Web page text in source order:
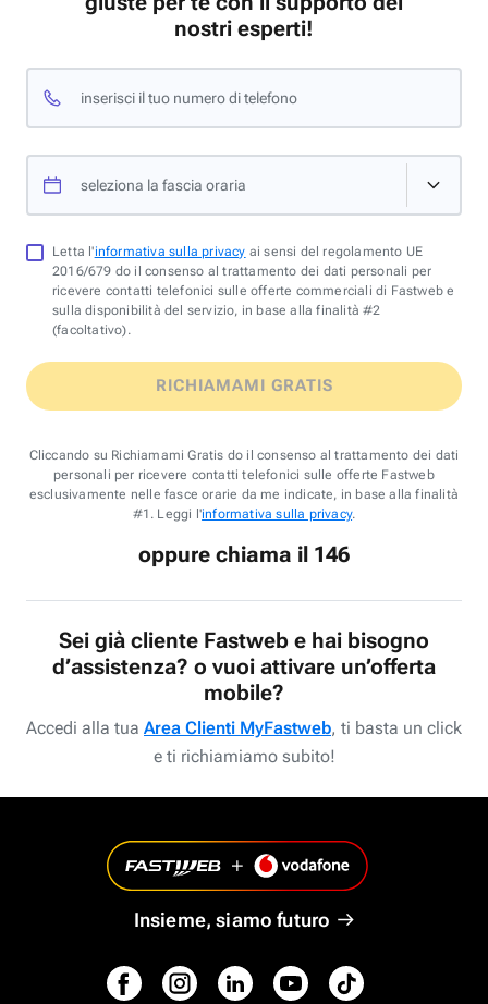
nostri esperti!
inserisci il tuo numero di telefono
seleziona la fascia oraria
Letta l'informativa sulla privacy ai sensi del regolamento UE
2016/679 do il consenso al trattamento dei dati personali per
ricevere contatti telefonici sulle offerte commerciali di Fastweb e
sulla disponibilità del servizio, in base alla finalità #2
(facoltativo).
RICHIAMAMI GRATIS
Cliccando su Richiamami Gratis do il consenso al trattamento dei dati
personali per ricevere contatti telefonici sulle offerte Fastweb
esclusivamente nelle fasce orarie da me indicate, in base alla finalità
#1. Leggi l'informativa sulla privacy.
oppure chiama il 146
Sei già cliente Fastweb e hai bisogno
d’assistenza? o vuoi attivare un’offerta
mobile?
Accedi alla tua Area Clienti MyFastweb, ti basta un click
e ti richiamiamo subito!
Insieme, siamo futuro